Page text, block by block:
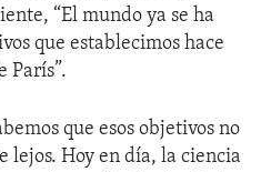
“El mundo ya se ha
que establecimos hace
París”.
que esos objetivos no
lejos. Hoy en día, la ciencia